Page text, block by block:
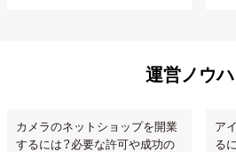
運営ノウ
カメラのネットショップを開業
するには？必要な許可や成功の
ア
る